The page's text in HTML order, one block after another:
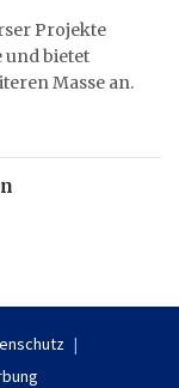
Projekte
und bietet
Masse an.